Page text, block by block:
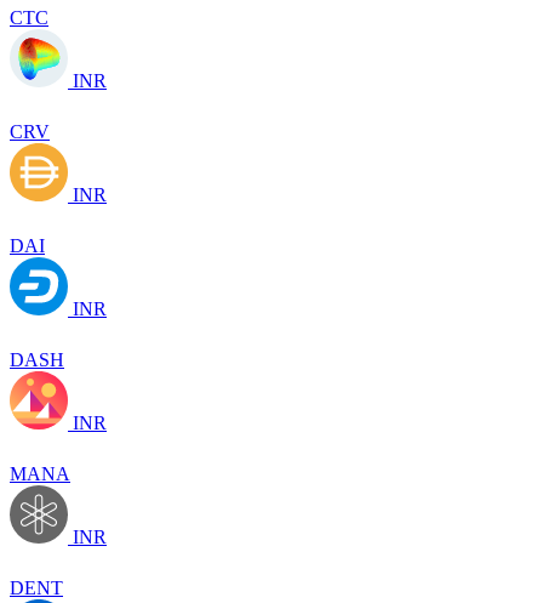
CTC
INR
CRV
INR
DAI
INR
DASH
INR
MANA
INR
DENT